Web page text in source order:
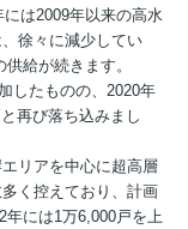
は2009年以来の高水
徐々に減少してい
給が続きます。
したものの、2020年
再び落ち込みまし
リアを中心に超高層
く控えており、計画
年には1万6,000戸を上